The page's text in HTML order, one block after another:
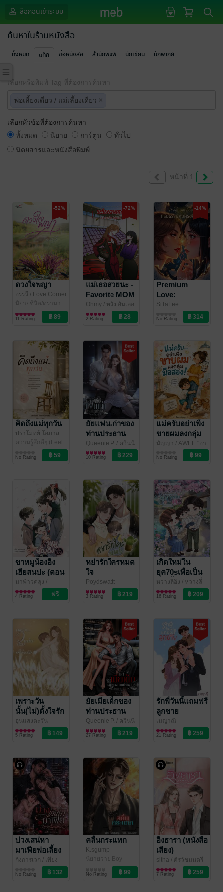
ล็อกอินเข้าระบบ
ค้นหาในร้านหนังสือ
ทั้งหมด แท็ก ชื่อหนังสือ สำนักพิมพ์ นักเขียน นักพากย์
เลือกหรือพิมพ์ Tag ที่ต้องการค้นหา
พ่อเลี้ยงเดี่ยว / แม่เลี้ยงเดี่ยว ×
เลือกหัวข้อที่ต้องการค้นหา
ทั้งหมด
นิยาย การ์ตูน
ทั่วไป
นิตยสารและหนังสือพิมพ์
หน้าที่ 1
-52%
ดวงใจพญา
อรรวี / Love Corner
มุมรักนักเขียน
นิยายชีวิต/ดรามา
11 Rating
-72%
แม่เธอสวยนะ -
Favorite MOM
Ohmy / หวัง อันเล่อ
นิยาย Girl
Love/Yuri
2 Rating
-14%
Premium
Love:
กรมธรรม์
คุ้มครองหัวใจ
SiTaLee
Love/Yuri
No Rating
คิดถึงแม่ทุกวัน
ปราโมทย์ โอภาส
มงคลชัย
/ The
Safety Coach
ความรู้สึกดีๆ (Feel
No Rating
ยัยแฟนเก่าของ
ท่านประธาน
[Dear My
CEO]
Queenie P. / ควีนนี่
นิยายรัก
10 Rating
แม่ครับอย่าเพิ่ง
ขายผมลงกลุ่ม
มือสอง
นัญญา / AWEE "อา
No Rating
ขาหมูน้องอิง
เฮียสนปะ (ตอน
พิเศษ:เสียเงิน
แต่ไม่เสียใจ)
มาพ้าวคลุง /
Mapraokun
นิยายวาย Boy
Love / Yaoi
4 Rating
หย่ารักใครหมด
ใจ
Poydswattt
นิยายวาย Boy
Love / Yaoi
3 Rating
เกิดใหม่ใน
ยุค70sเพื่อเป็น
แม่เลี้ยงคนสวย
ที่สามีหล่อเล่ม 1
หวางลี่อิง / หวางลี่
อิง 24
นิยายรักจีนโบราณ
16 Rating
เพราะวัน
นั้น(ไม่)ตั้งใจรัก
อุ่นแสงตะวัน
นิยายรัก
5 Rating
ยัยเมียเด็กของ
ท่านประธาน
[Dear My
CEO]
Queenie P. / ควีนนี่
นิยายรัก
27 Rating
รักพี่วันนี้แถมฟรี
ลูกชาย
เมญาณี
นิยายรัก
21 Rating
บ่วงเสน่หา
มาเฟียพ่อเลี้ยง
เดี่ยว (หนังสือ
กิ่งการเวก / เพียง
นิยายโรมานซ์
No Rating
คลื่นกระแทก
K.sgump
นิยายวาย Boy
Love / Yaoi
No Rating
อิงธารา (หนังสือ
เสียง)
sitha / ศิรวัชมนตรี
นิยายรัก
7 Rating